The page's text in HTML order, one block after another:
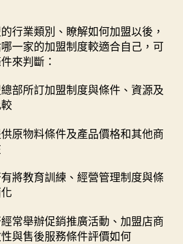
行業類別、瞭解如何加盟以後，
一家的加盟制度較適合自己，可
來判斷：
部所訂加盟制度與條件、資源及
原物料條件及產品價格和其他商
將教育訓練、經營管理制度與條
常舉辦促銷推廣活動、加盟店商
與售後服務條件評價如何